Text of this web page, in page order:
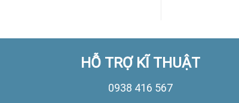
HỖ TRỢ KĨ THUẬT
0938 416 567